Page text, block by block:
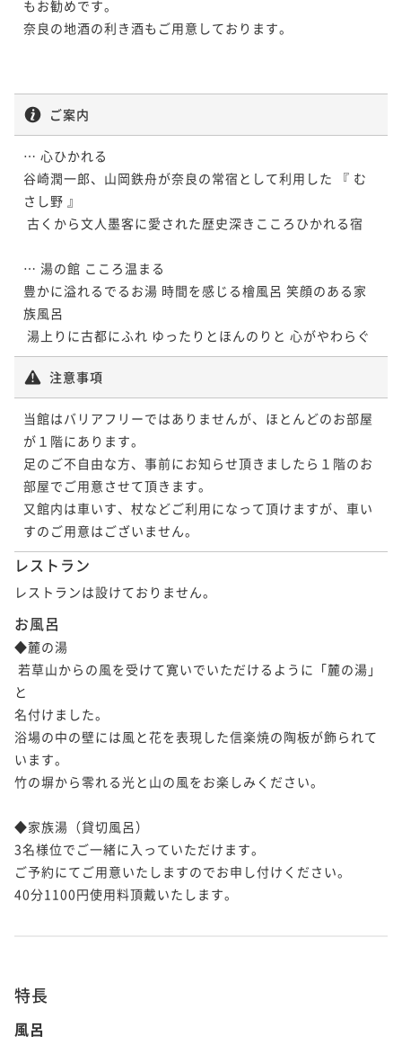
もお勧めです。
奈良の地酒の利き酒もご用意しております。
ご案内
… 心ひかれる
谷崎潤一郎、山岡鉄舟が奈良の常宿として利用した 『 む
さし野 』
… 湯の館 こころ温まる
豊かに溢れるでるお湯 時間を感じる檜風呂 笑顔のある家
族風呂
注意事項
当館はバリアフリーではありませんが、ほとんどのお部屋
が１階にあります。
足のご不自由な方、事前にお知らせ頂きましたら１階のお
部屋でご用意させて頂きます。
又館内は車いす、杖などご利用になって頂けますが、車い
すのご用意はございません。
レストラン
レストランは設けておりません。
お風呂
◆麓の湯
と
名付けました。
浴場の中の壁には風と花を表現した信楽焼の陶板が飾られて
います。
竹の塀から零れる光と山の風をお楽しみください。
◆家族湯（貸切風呂）
3名様位でご一緒に入っていただけます。
ご予約にてご用意いたしますのでお申し付けください。
40分1100円使用料頂戴いたします。
特長
風呂